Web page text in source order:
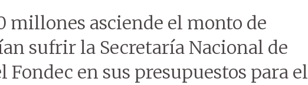
millones asciende el monto de
sufrir la Secretaría Nacional de
Fondec en sus presupuestos para el